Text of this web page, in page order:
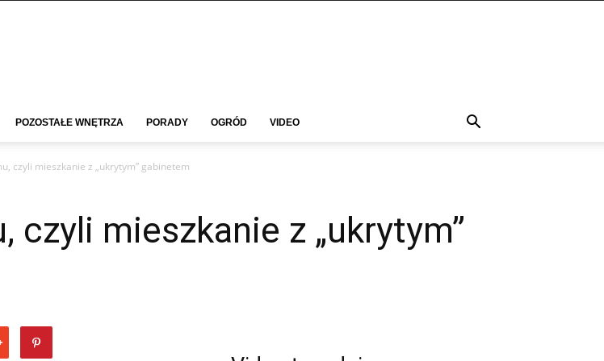
POZOSTAŁE WNĘTRZA PORADY OGRÓD VIDEO
czyli mieszkanie z „ukrytym” gabinetem
czyli mieszkanie z „ukrytym”